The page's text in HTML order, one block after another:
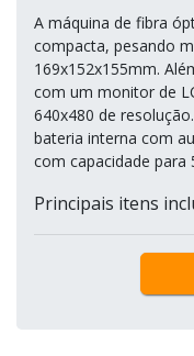
A máquina de fibra
compacta, pesando
169x152x155mm.
com um monitor de
640x480 de
bateria interna com
com capacidade para
Principais itens